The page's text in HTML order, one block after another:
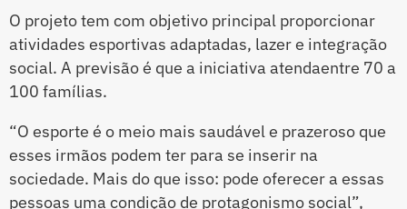
O projeto tem com objetivo principal proporcionar
atividades esportivas adaptadas, lazer e integração
social. A previsão é que a iniciativa atendaentre 70 a
100 famílias.
“O esporte é o meio mais saudável e prazeroso que
esses irmãos podem ter para se inserir na
sociedade. Mais do que isso: pode oferecer a essas
pessoas uma condição de protagonismo social”,